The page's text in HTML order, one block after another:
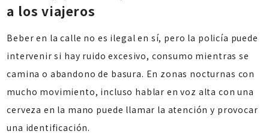
a los viajeros
Beber en la calle no es ilegal en sí, pero la policía puede
intervenir si hay ruido excesivo, consumo mientras se
camina o abandono de basura. En zonas nocturnas con
mucho movimiento, incluso hablar en voz alta con una
cerveza en la mano puede llamar la atención y provocar
una identificación.